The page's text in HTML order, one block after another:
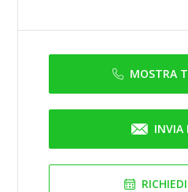
MOSTRA
INVIA